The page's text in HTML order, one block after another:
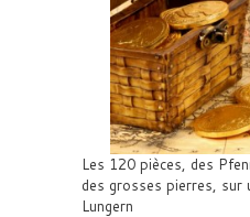
Les 120 pièces, des
des grosses pierres, sur
Lungern